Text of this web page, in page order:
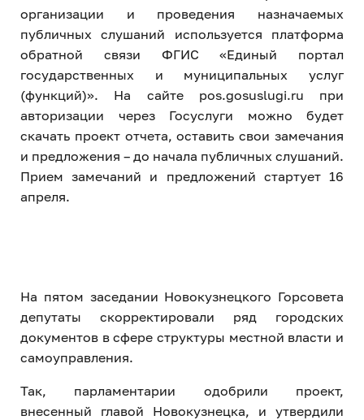
организации и проведения назначаемых
публичных слушаний используется платформа
обратной связи ФГИС «Единый портал
государственных и муниципальных услуг
(функций)». На сайте pos.gosuslugi.ru при
авторизации через Госуслуги можно будет
скачать проект отчета, оставить свои замечания
и предложения – до начала публичных слушаний.
Прием замечаний и предложений стартует 16
апреля.
На пятом заседании Новокузнецкого Горсовета
депутаты скорректировали ряд городских
документов в сфере структуры местной власти и
самоуправления.
Так, парламентарии одобрили проект,
внесенный главой Новокузнецка, и утвердили